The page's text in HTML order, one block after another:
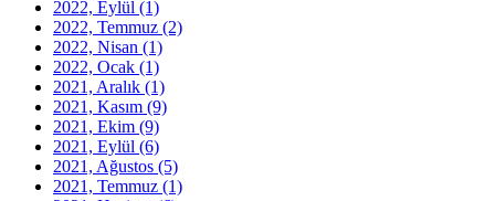
2022, Eylül (1)
2022, Temmuz (2)
2022, Nisan (1)
2022, Ocak (1)
2021, Aralık (1)
2021, Kasım (9)
2021, Ekim (9)
2021, Eylül (6)
2021, Ağustos (5)
2021, Temmuz (1)